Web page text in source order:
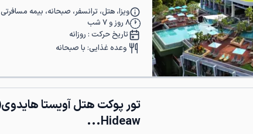
ویزا، هتل، ترانسفر، صبحانه، بیمه مسافرتی
8 روز و7 شب
تاریخ حرکت : روزانه
وعده غذایی: با صبحانه
Hideaw...